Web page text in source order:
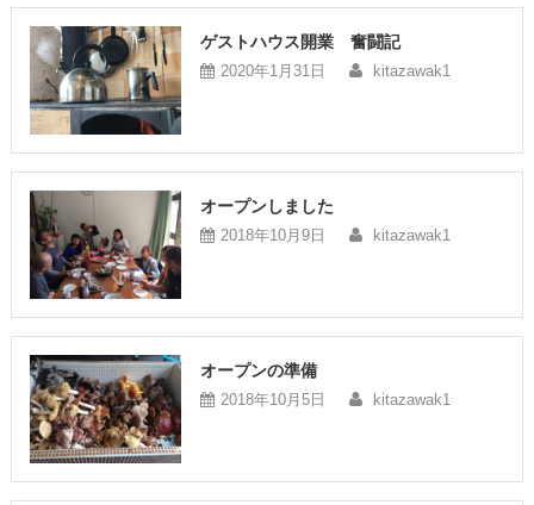
ゲストハウス開業 奮闘記
2020年1月31日 kitazawak1
オープンしました
2018年10月9日 kitazawak1
オープンの準備
2018年10月5日 kitazawak1